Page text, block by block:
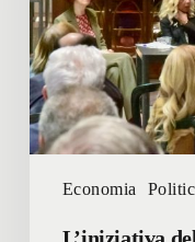
Economia
al
talento
e
al
coraggio
delle
fannoL’iniziativa